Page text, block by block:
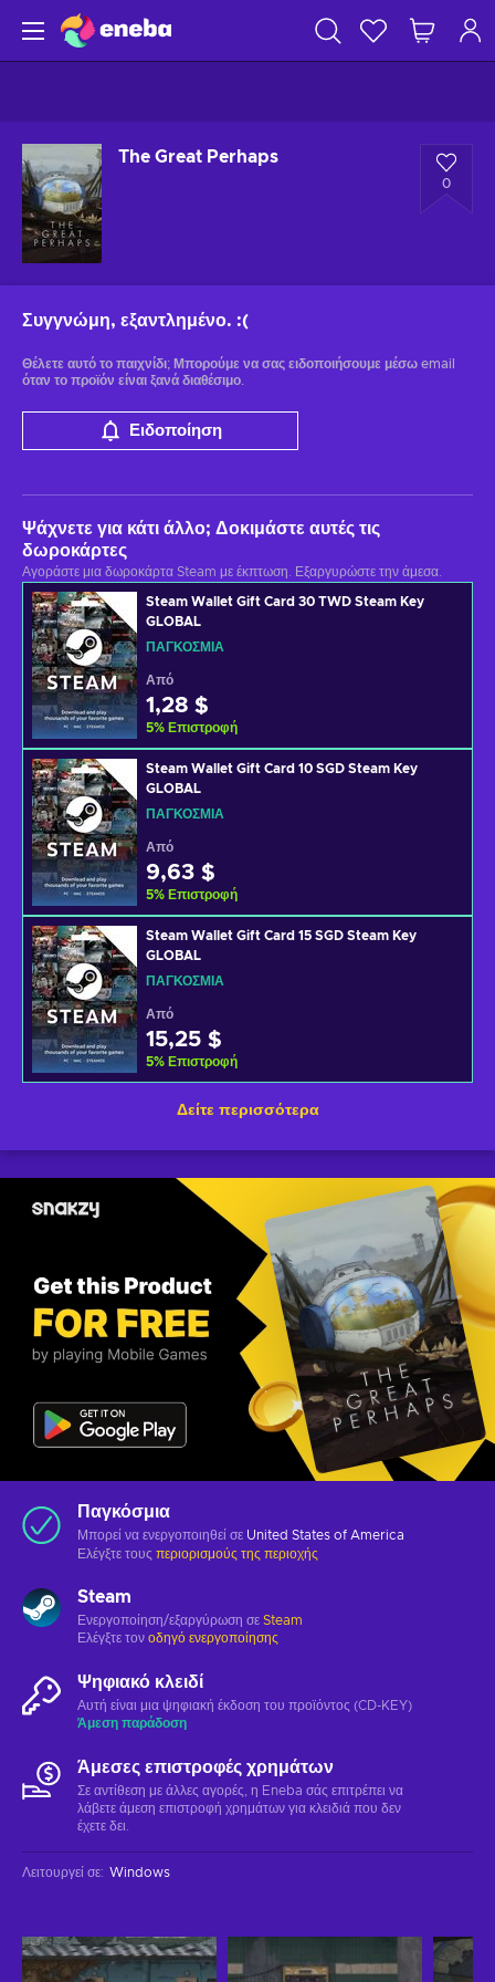
The Great Perhaps
0
Συγγνώμη, εξαντλημένο. :(
Θέλετε αυτό το παιχνίδι; Μπορούμε να σας ειδοποιήσουμε μέσω email
όταν το προϊόν είναι ξανά διαθέσιμο.
Ειδοποίηση
Ψάχνετε για κάτι άλλο; Δοκιμάστε αυτές τις
δωροκάρτες
Αγοράστε μια δωροκάρτα Steam με έκπτωση. Εξαργυρώστε την άμεσα.
Steam Wallet Gift Card 30 TWD Steam Key
GLOBAL
ΠΑΓΚΌΣΜΙΑ
Από
1,28 $
5% Επιστροφή
Steam Wallet Gift Card 10 SGD Steam Key
GLOBAL
ΠΑΓΚΌΣΜΙΑ
Από
9,63 $
5% Επιστροφή
Steam Wallet Gift Card 15 SGD Steam Key
GLOBAL
ΠΑΓΚΌΣΜΙΑ
Από
15,25 $
5% Επιστροφή
Δείτε περισσότερα
Παγκόσμια
Μπορεί να ενεργοποιηθεί σε United States of America
Ελέγξτε τους περιορισμούς της περιοχής
Steam
Ενεργοποίηση/εξαργύρωση σε Steam
Ελέγξτε τον οδηγό ενεργοποίησης
Ψηφιακό κλειδί
Αυτή είναι μια ψηφιακή έκδοση του προϊόντος (CD-KEY)
Άμεση παράδοση
Άμεσες επιστροφές χρημάτων
Σε αντίθεση με άλλες αγορές, η Eneba σάς επιτρέπει να
λάβετε άμεση επιστροφή χρημάτων για κλειδιά που δεν
έχετε δει.
Λειτουργεί σε: Windows